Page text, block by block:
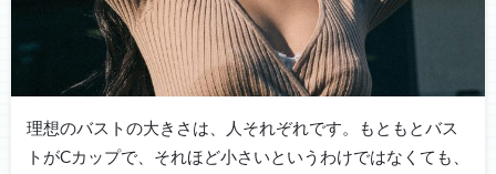
理想のバストの大きさは、人それぞれです。もともとバス
トがCカップで、それほど小さいというわけではなくても、